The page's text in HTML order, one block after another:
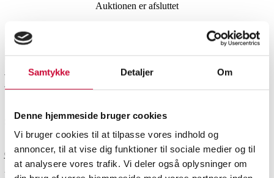
Samtykke Detaljer Om
Denne hjemmeside bruger cookies
Vi bruger cookies til at tilpasse vores indhold og
annoncer, til at vise dig funktioner til sociale medier og til
at analysere vores trafik. Vi deler også oplysninger om
Vin
Auktionen er afsluttet
12 fl. (OC) Bourgogne
Chardonnay 2023. Domaine
Bouzereau-Gruère & Filles (12)
SHOWROOM
Odense
VURDERING
DKK 3.000
VARENUMMER
6528922
Nyproduceret vareMomsvare